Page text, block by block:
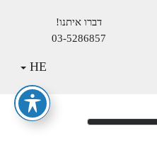
דברו איתנו!
03-5286857
HE